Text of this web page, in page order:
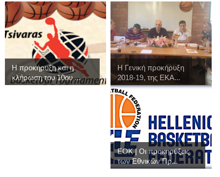
Η προκήρυξη και η
κλήρωση του 10ου ...
Η Γενική προκήρυξη
2018-19, της ΕΚΑ...
EOK | Οι προκηρύξεις
των Εθνικών Πρ...